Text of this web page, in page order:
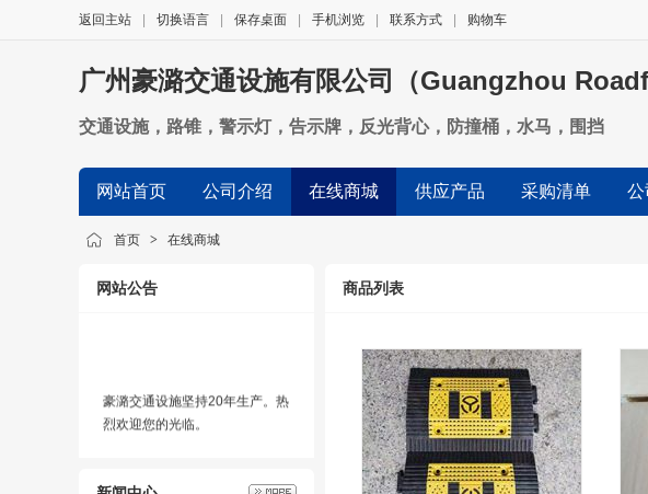
返回主站 切换语言 保存桌面 手机浏览 联系方式 购物车
广州豪潞交通设施有限公司（Guangzhou
交通设施，路锥，警示灯，告示牌，反光背心，防撞桶，水马，围挡
网站首页 公司介绍 在线商城 供应产品 采购清单 公
诚信档案 友情链接
首页 > 在线商城
网站公告
豪潞交通设施坚持20年生产。热
烈欢迎您的光临。
商品列表